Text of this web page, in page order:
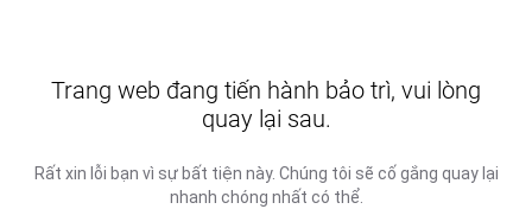
Trang web đang tiến hành bảo trì, vui lòng
quay lại sau.
Rất xin lỗi bạn vì sự bất tiện này. Chúng tôi sẽ cố gắng quay lại
nhanh chóng nhất có thể.